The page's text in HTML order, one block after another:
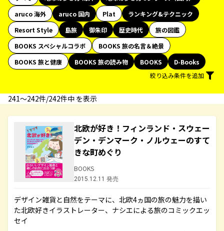
aruco 海外
aruco 国内 Plat
ランキング&テクニック
Resort Style
島旅 御朱印 歴史時代
旅の図鑑
BOOKS スペシャルコラボ
BOOKS 旅の名言＆絶景
BOOKS 旅と健康
BOOKS 旅の読み物 BOOKS
D-Books
絞り込み条件を追加
241〜242件/242件中 を表示
北欧が好き！フィンランド・スウェー
デン・デンマーク・ノルウェーのすて
きな町めぐり
BOOKS
2015.12.11 発売
デザイン雑貨と自然をテーマに、北欧4ヵ国の旅の魅力を描い
た北欧好きイラストレーター、ナシエによる旅のコミックエッ
セイ